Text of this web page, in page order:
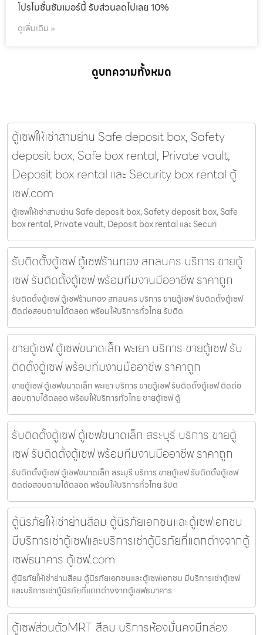
โปรโมชั่นชัมเมอร์นี้ รับส่วนลดไปเลย 10%
ดูเพิ่มเติม »
ดูบทความทั้งหมด
ตู้เซฟให้เช่าสามย่าน Safe deposit box, Safety
deposit box, Safe box rental, Private vault,
Deposit box rental และ Security box rental ตู้
เซฟ.com
ตู้เซฟให้เช่าสามย่าน Safe deposit box, Safety deposit box, Safe
box rental, Private vault, Deposit box rental และ Securi
รับติดตั้งตู้เซฟ ตู้เซฟร้านทอง สกลนคร บริการ ขายตู้
เซฟ รับติดตั้งตู้เซฟ พร้อมทีมงานมืออาชีพ ราคาถูก
รับติดตั้งตู้เซฟ ตู้เซฟร้านทอง สกลนคร บริการ ขายตู้เซฟ รับติดตั้งตู้เซฟ
ติดต่อสอบถามได้ตลอด พร้อมให้บริการทั่วไทย รับติด
ขายตู้เซฟ ตู้เซฟขนาดเล็ก พะเยา บริการ ขายตู้เซฟ รับ
ติดตั้งตู้เซฟ พร้อมทีมงานมืออาชีพ ราคาถูก
ขายตู้เซฟ ตู้เซฟขนาดเล็ก พะเยา บริการ ขายตู้เซฟ รับติดตั้งตู้เซฟ ติดต่อ
สอบถามได้ตลอด พร้อมให้บริการทั่วไทย ขายตู้เซฟ ตู้
รับติดตั้งตู้เซฟ ตู้เซฟขนาดเล็ก สระบุรี บริการ ขายตู้
เซฟ รับติดตั้งตู้เซฟ พร้อมทีมงานมืออาชีพ ราคาถูก
รับติดตั้งตู้เซฟ ตู้เซฟขนาดเล็ก สระบุรี บริการ ขายตู้เซฟ รับติดตั้งตู้เซฟ
ติดต่อสอบถามได้ตลอด พร้อมให้บริการทั่วไทย รับต
ตู้นิรภัยให้เช่าย่านสีลม ตู้นิรภัยเอกชนและตู้เซฟเอกชน
มีบริการเช่าตู้เซฟและบริการเช่าตู้นิรภัยที่แตกต่างจากตู้
เซฟธนาคาร ตู้เซฟ.com
ตู้นิรภัยให้เช่าย่านสีลม ตู้นิรภัยเอกชนและตู้เซฟเอกชน มีบริการเช่าตู้เซฟ
และบริการเช่าตู้นิรภัยที่แตกต่างจากตู้เซฟธนาคาร
ตู้เซฟส่วนตัวMRT สีลม บริการห้องมั่นคงมีกล่อง